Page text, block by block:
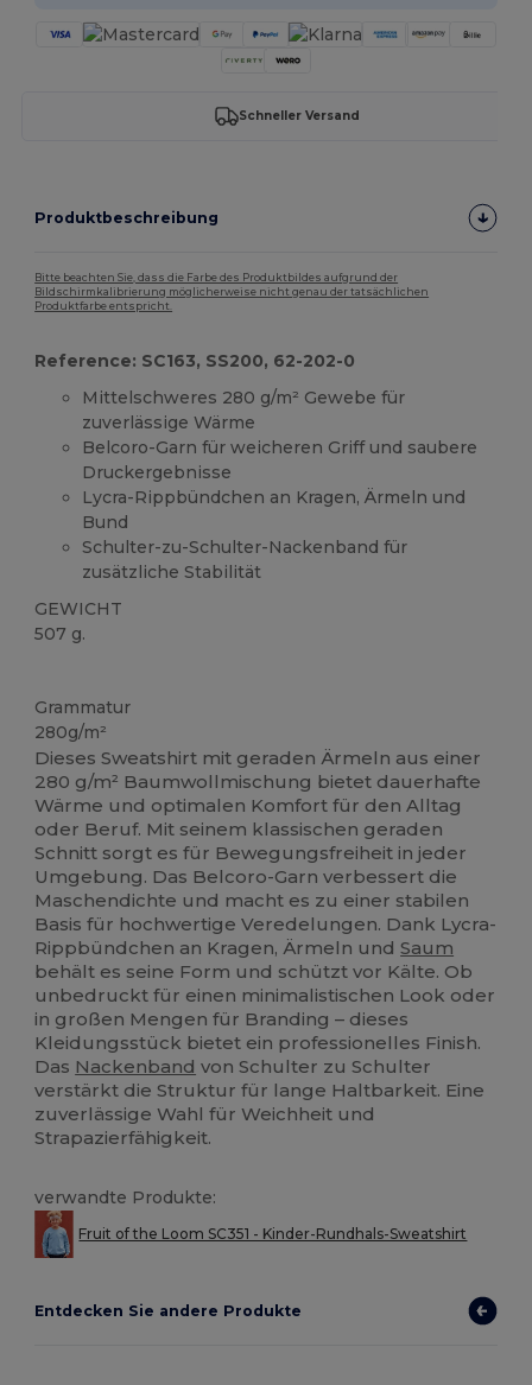
Schneller Versand
Produktbeschreibung
Bitte beachten Sie, dass die Farbe des Produktbildes aufgrund der
Bildschirmkalibrierung möglicherweise nicht genau der tatsächlichen
Produktfarbe entspricht.
Reference: SC163, SS200, 62-202-0
Mittelschweres 280 g/m² Gewebe für
zuverlässige Wärme
Belcoro-Garn für weicheren Griff und saubere
Druckergebnisse
Lycra-Rippbündchen an Kragen, Ärmeln und
Bund
Schulter-zu-Schulter-Nackenband für
zusätzliche Stabilität
GEWICHT
507 g.
Grammatur
280g/m²
Dieses Sweatshirt mit geraden Ärmeln aus einer
280 g/m² Baumwollmischung bietet dauerhafte
Wärme und optimalen Komfort für den Alltag
oder Beruf. Mit seinem klassischen geraden
Schnitt sorgt es für Bewegungsfreiheit in jeder
Umgebung. Das Belcoro-Garn verbessert die
Maschendichte und macht es zu einer stabilen
Basis für hochwertige Veredelungen. Dank Lycra-
Rippbündchen an Kragen, Ärmeln undSaum
behält es seine Form und schützt vor Kälte. Ob
unbedruckt für einen minimalistischen Look oder
in großen Mengen für Branding – dieses
Kleidungsstück bietet ein professionelles Finish.
Das Nackenband von Schulter zu Schulter
verstärkt die Struktur für lange Haltbarkeit. Eine
zuverlässige Wahl für Weichheit und
Strapazierfähigkeit.
verwandte Produkte:
Fruit of the Loom SC351 - Kinder-Rundhals-Sweatshirt
Entdecken Sie andere Produkte